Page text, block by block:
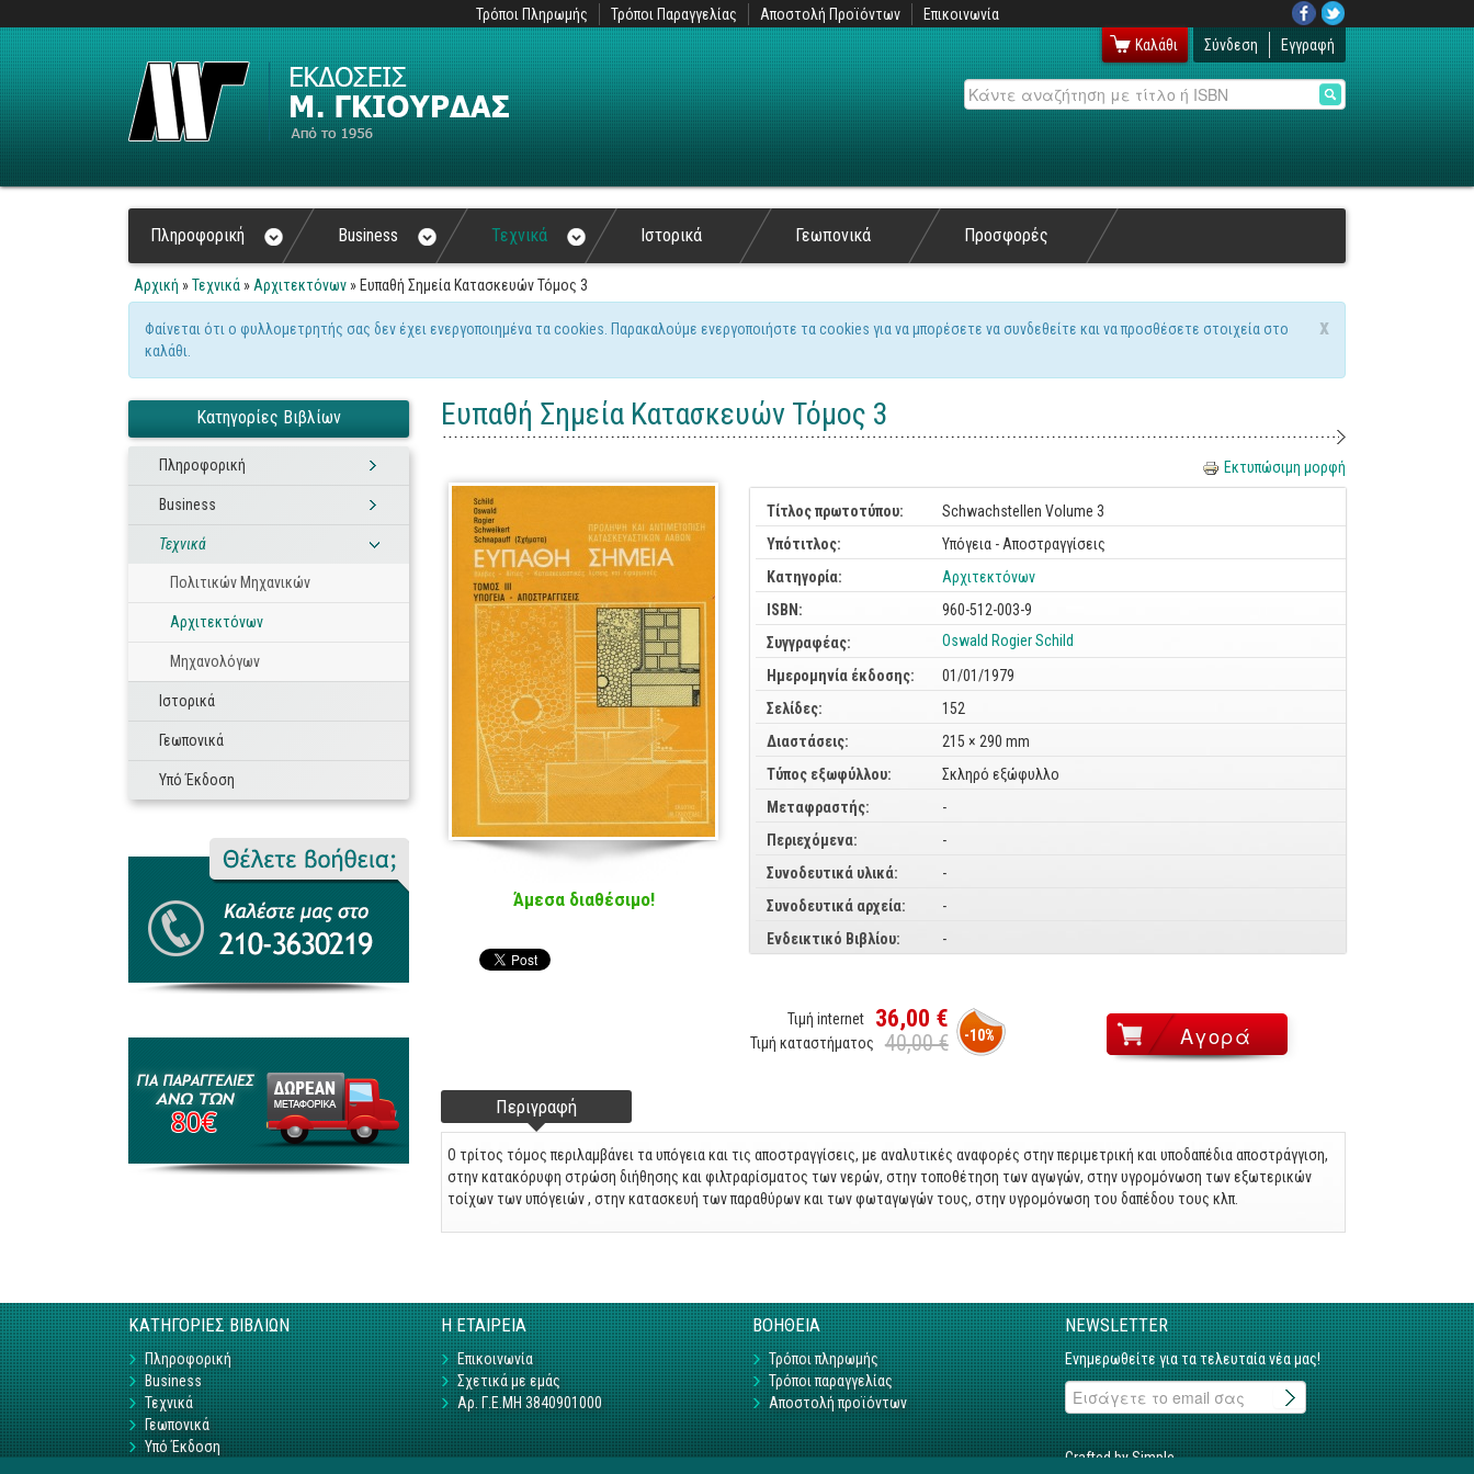
Τρόποι Πληρωμής Τρόποι Παραγγελίας Αποστολή Προϊόντων
Επικοινωνία
Καλάθι
Σύνδεση Εγγραφή
Αναζήτηση
Πληροφορική Business Τεχνικά Ιστορικά Γεωπονικά Προσφορές
Είστε εδώ
Αρχική »Τεχνικά » Αρχιτεκτόνων » Ευπαθή Σημεία Κατασκευών Τόμος 3
x
Μήνυμα προειδοποίησης
Φαίνεται ότι ο φυλλομετρητής σας δεν έχει ενεργοποιημένα τα cookies. Παρακαλούμε ενεργοποιήστε τα cookies για να μπορέσετε να συνδεθείτε και να προσθέσετε στοιχεία στο
καλάθι.
Κατηγορίες Βιβλίων
Πληροφορική
Business
Τεχνικά
Πολιτικών Μηχανικών
Αρχιτεκτόνων
Μηχανολόγων
Ιστορικά
Γεωπονικά
Υπό Έκδοση
Ευπαθή Σημεία Κατασκευών Τόμος 3
Άμεσα διαθέσιμο!
Εκτυπώσιμη μορφή
Τίτλος πρωτοτύπου:
Schwachstellen Volume 3
Υπότιτλος:
Υπόγεια - Αποστραγγίσεις
Κατηγορία:
Αρχιτεκτόνων
ISBN:
960-512-003-9
Συγγραφέας:
Oswald Rogier Schild
Ημερομηνία έκδοσης:
01/01/1979
Σελίδες:
152
Διαστάσεις:
215 × 290 mm
Τύπος εξωφύλλου:
Σκληρό εξώφυλλο
Μεταφραστής:
-
Περιεχόμενα:
-
Συνοδευτικά υλικά:
-
Συνοδευτικά αρχεία:
-
Ενδεικτικό Βιβλίου:
-
-10%
Τιμή internet 36,00 €
Τιμή καταστήματος 40,00 €
Footer tabs
Περιγραφή
καρτέλα)
Ο τρίτος τόμος περιλαμβάνει τα υπόγεια και τις αποστραγγίσεις, με αναλυτικές αναφορές στην περιμετρική και υποδαπέδια αποστράγγιση,
στην κατακόρυφη στρώση διήθησης και φιλτραρίσματος των νερών, στην τοποθέτηση των αγωγών, στην υγρομόνωση των εξωτερικών
τοίχων των υπόγειών , στην κατασκευή των παραθύρων και των φωταγωγών τους, στην υγρομόνωση του δαπέδου τους κλπ.
ΚΑΤΗΓΟΡΙΕΣ ΒΙΒΛΙΩΝ
Πληροφορική
Business
Τεχνικά
Γεωπονικά
Υπό Έκδοση
Η ΕΤΑΙΡΕΙΑ
Επικοινωνία
Σχετικά με εμάς
Αρ. Γ.Ε.ΜΗ 3840901000
ΒΟΗΘΕΙΑ
Τρόποι πληρωμής
Τρόποι παραγγελίας
Αποστολή προϊόντων
NEWSLETTER
Ενημερωθείτε για τα τελευταία νέα μας!
Crafted by Simple